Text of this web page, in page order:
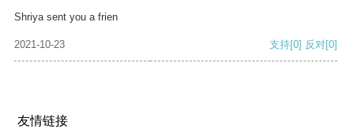
Shriya sent you a frien
2021-10-23 支持[0] 反对[0]
友情链接